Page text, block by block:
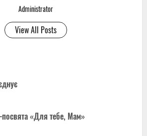
Administrator
View All Posts
«Для тебе, Мам»